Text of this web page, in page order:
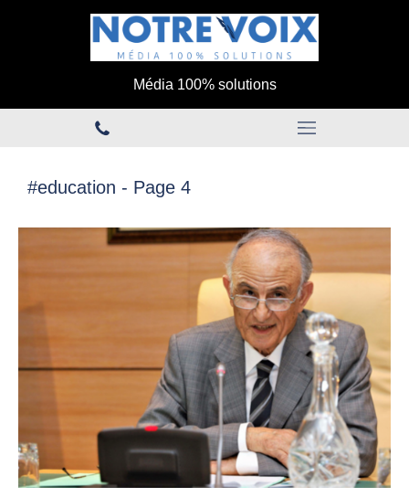
Média 100% solutions
#education - Page 4